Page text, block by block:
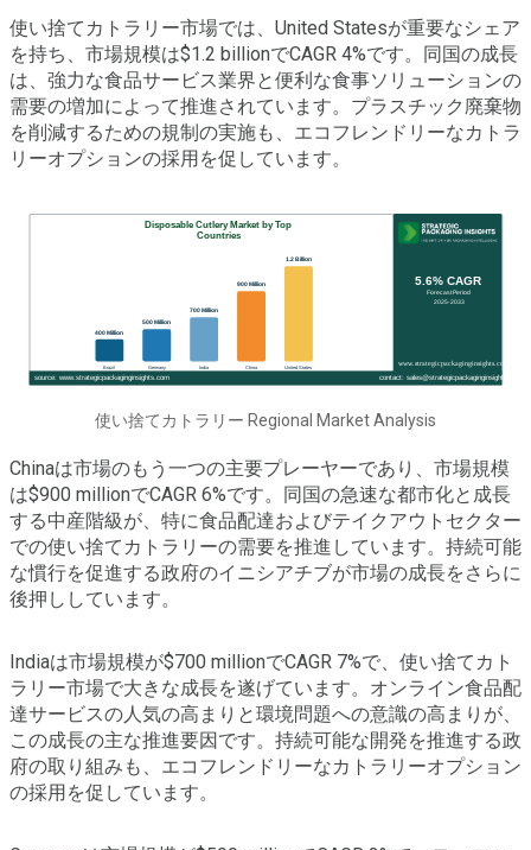
使い捨てカトラリー市場では、United Statesが重要なシェア
を持ち、市場規模は$1.2 billionでCAGR 4%です。同国の成長
は、強力な食品サービス業界と便利な食事ソリューションの
需要の増加によって推進されています。プラスチック廃棄物
を削減するための規制の実施も、エコフレンドリーなカトラ
リーオプションの採用を促しています。
使い捨てカトラリー Regional Market Analysis
Chinaは市場のもう一つの主要プレーヤーであり、市場規模
は$900 millionでCAGR 6%です。同国の急速な都市化と成長
する中産階級が、特に食品配達およびテイクアウトセクター
での使い捨てカトラリーの需要を推進しています。持続可能
な慣行を促進する政府のイニシアチブが市場の成長をさらに
後押ししています。
Indiaは市場規模が$700 millionでCAGR 7%で、使い捨てカト
ラリー市場で大きな成長を遂げています。オンライン食品配
達サービスの人気の高まりと環境問題への意識の高まりが、
この成長の主な推進要因です。持続可能な開発を推進する政
府の取り組みも、エコフレンドリーなカトラリーオプション
の採用を促しています。